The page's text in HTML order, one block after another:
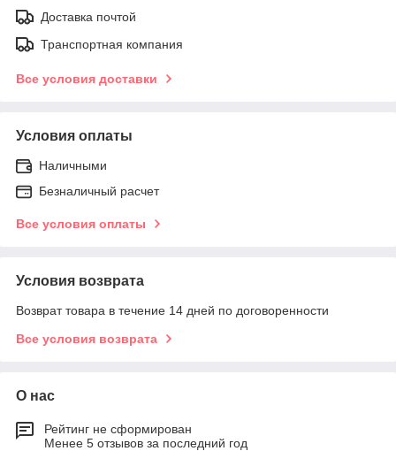
Доставка почтой
Транспортная компания
Все условия доставки
Условия оплаты
Наличными
Безналичный расчет
Все условия оплаты
Условия возврата
Возврат товара в течение 14 дней по договоренности
Все условия возврата
О нас
Рейтинг не сформирован
Менее 5 отзывов за последний год